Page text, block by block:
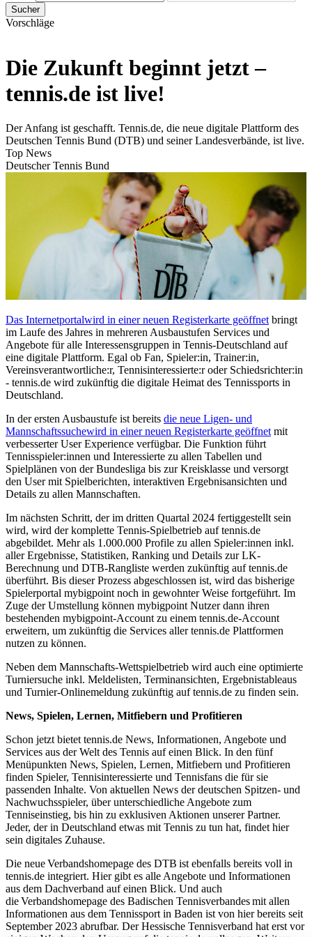
Sucher
Vorschläge
Die Zukunft beginnt jetzt –
tennis.de ist live!
Der Anfang ist geschafft. Tennis.de, die neue digitale Plattform des
Deutschen Tennis Bund (DTB) und seiner Landesverbände, ist live.
Top News
Deutscher Tennis Bund
Das Internetportalwird in einer neuen Registerkarte geöffnet bringt
im Laufe des Jahres in mehreren Ausbaustufen Services und
Angebote für alle Interessensgruppen in Tennis-Deutschland auf
eine digitale Plattform. Egal ob Fan, Spieler:in, Trainer:in,
Vereinsverantwortliche:r, Tennisinteressierte:r oder Schiedsrichter:in
- tennis.de wird zukünftig die digitale Heimat des Tennissports in
Deutschland.
In der ersten Ausbaustufe ist bereits die neue Ligen- und
Mannschaftssuchewird in einer neuen Registerkarte geöffnet mit
verbesserter User Experience verfügbar. Die Funktion führt
Tennisspieler:innen und Interessierte zu allen Tabellen und
Spielplänen von der Bundesliga bis zur Kreisklasse und versorgt
den User mit Spielberichten, interaktiven Ergebnisansichten und
Details zu allen Mannschaften.
Im nächsten Schritt, der im dritten Quartal 2024 fertiggestellt sein
wird, wird der komplette Tennis-Spielbetrieb auf tennis.de
abgebildet. Mehr als 1.000.000 Profile zu allen Spieler:innen inkl.
aller Ergebnisse, Statistiken, Ranking und Details zur LK-
Berechnung und DTB-Rangliste werden zukünftig auf tennis.de
überführt. Bis dieser Prozess abgeschlossen ist, wird das bisherige
Spielerportal mybigpoint noch in gewohnter Weise fortgeführt. Im
Zuge der Umstellung können mybigpoint Nutzer dann ihren
bestehenden mybigpoint-Account zu einem tennis.de-Account
erweitern, um zukünftig die Services aller tennis.de Plattformen
nutzen zu können.
Neben dem Mannschafts-Wettspielbetrieb wird auch eine optimierte
Turniersuche inkl. Meldelisten, Terminansichten, Ergebnistableaus
und Turnier-Onlinemeldung zukünftig auf tennis.de zu finden sein.
News, Spielen, Lernen, Mitfiebern und Profitieren
Schon jetzt bietet tennis.de News, Informationen, Angebote und
Services aus der Welt des Tennis auf einen Blick. In den fünf
Menüpunkten News, Spielen, Lernen, Mitfiebern und Profitieren
finden Spieler, Tennisinteressierte und Tennisfans die für sie
passenden Inhalte. Von aktuellen News der deutschen Spitzen- und
Nachwuchsspieler, über unterschiedliche Angebote zum
Tenniseinstieg, bis hin zu exklusiven Aktionen unserer Partner.
Jeder, der in Deutschland etwas mit Tennis zu tun hat, findet hier
sein digitales Zuhause.
Die neue Verbandshomepage des DTB ist ebenfalls bereits voll in
tennis.de integriert. Hier gibt es alle Angebote und Informationen
aus dem Dachverband auf einen Blick. Und auch
die Verbandshomepage des Badischen Tennisverbandes mit allen
Informationen aus dem Tennissport in Baden ist von hier bereits seit
September 2023 abrufbar. Der Hessische Tennisverband hat erst vor